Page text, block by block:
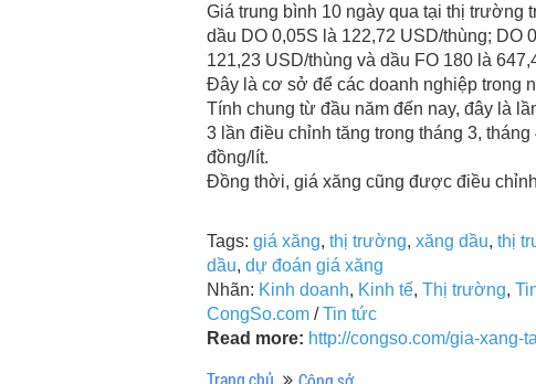
Giá trung bình 10 ngày qua tại thị trường
dầu DO 0,05S là 122,72 USD/thùng; DO
121,23 USD/thùng và dầu FO 180 là
Đây là cơ sở để các doanh nghiệp trong
Tính chung từ đầu năm đến nay, đây là
3 lần điều chỉnh tăng trong tháng 3,
đồng/lít.
Đồng thời, giá xăng cũng được điều
Tags: giá xăng, thị trường, xăng dầu, thị
dầu, dự đoán giá xăng
Nhãn: Kinh doanh, Kinh tế, Thị trường,
CongSo.com /Tin tức
Read more: http://congso.com/gia-xang-
Trang chủ